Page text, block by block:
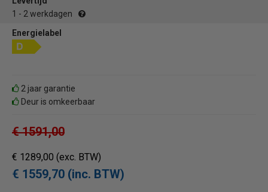
1 - 2 werkdagen
Energielabel
2 jaar garantie
Deur is omkeerbaar
€ 1591,00
€ 1289,00 (exc. BTW)
€ 1559,70 (inc. BTW)